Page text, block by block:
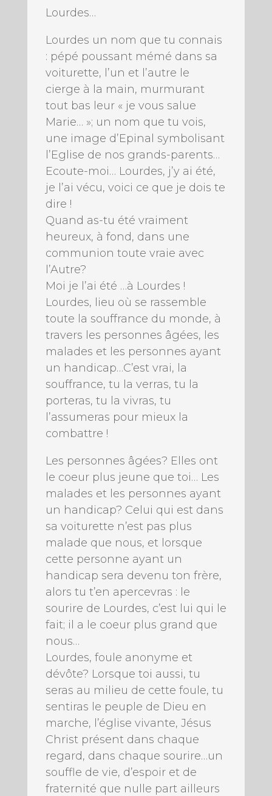
Lourdes…
Lourdes un nom que tu connais
: pépé poussant mémé dans sa
voiturette, l’un et l’autre le
cierge à la main, murmurant
tout bas leur « je vous salue
Marie… »; un nom que tu vois,
une image d’Epinal symbolisant
l’Eglise de nos grands-parents…
Ecoute-moi… Lourdes, j’y ai été,
je l’ai vécu, voici ce que je dois te
dire !
Quand as-tu été vraiment
heureux, à fond, dans une
communion toute vraie avec
l’Autre?
Moi je l’ai été …à Lourdes !
Lourdes, lieu où se rassemble
toute la souffrance du monde, à
travers les personnes âgées, les
malades et les personnes ayant
un handicap…C’est vrai, la
souffrance, tu la verras, tu la
porteras, tu la vivras, tu
l’assumeras pour mieux la
combattre !
Les personnes âgées? Elles ont
le coeur plus jeune que toi… Les
malades et les personnes ayant
un handicap? Celui qui est dans
sa voiturette n’est pas plus
malade que nous, et lorsque
cette personne ayant un
handicap sera devenu ton frère,
alors tu t’en apercevras : le
sourire de Lourdes, c’est lui qui le
fait; il a le coeur plus grand que
nous…
Lourdes, foule anonyme et
dévôte? Lorsque toi aussi, tu
seras au milieu de cette foule, tu
sentiras le peuple de Dieu en
marche, l’église vivante, Jésus
Christ présent dans chaque
regard, dans chaque sourire…un
souffle de vie, d’espoir et de
fraternité que nulle part ailleurs